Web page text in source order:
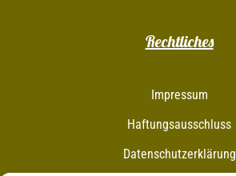
Rechtliches
Impressum
Haftungsausschluss
Datenschutzerklärung